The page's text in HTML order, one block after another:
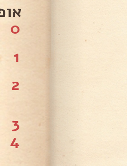
0
1
2
3
4